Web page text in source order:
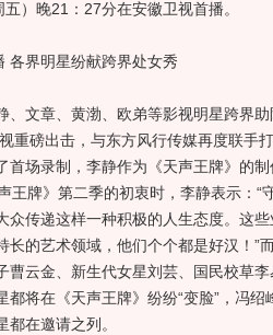
）晚21：27分在安徽卫视首播。
界明星纷献跨界处女秀
文章、黄渤、欧弟等影视明星跨界助
重磅出击，与东方风行传媒再度联手
首场录制，李静作为《天声王牌》的
王牌》第二季的初衷时，李静表示：“
传递这样一种积极的人生态度。这些
的艺术领域，他们个个都是好汉！”
曹云金、新生代女星刘芸、国民校草
将在《天声王牌》纷纷“变脸”，冯绍
在邀请之列。